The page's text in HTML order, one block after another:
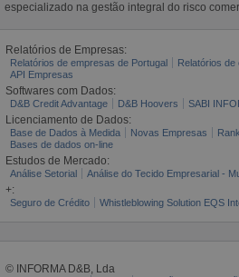
especializado na gestão integral do risco
Relatórios de Empresas:
Relatórios de empresas de Portugal Relatórios de
API Empresas
Softwares com Dados:
D&B Credit Advantage D&B Hoovers SABI
Licenciamento de Dados:
Base de Dados à Medida Novas Empresas
Bases de dados on-line
Estudos de Mercado:
Análise Setorial Análise do Tecido Empresarial -
+:
Seguro de Crédito Whistleblowing Solution EQS
© INFORMA D&B, Lda